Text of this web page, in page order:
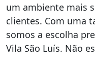
um ambiente mais
clientes. Com uma
somos a escolha
Vila São Luís. Não